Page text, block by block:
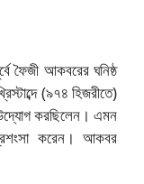
ফৈজী আকবরের ঘনিষ্ঠ
(৯৭৪ হিজরীতে)
উদ্যোগ করছিলেন। এমন
করেন। আকবর